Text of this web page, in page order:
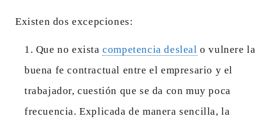
Existen dos excepciones:
Que no existacompetencia desleal o vulnere la
buena fe contractual entre el empresario y el
trabajador, cuestión que se da con muy poca
frecuencia. Explicada de manera sencilla, la